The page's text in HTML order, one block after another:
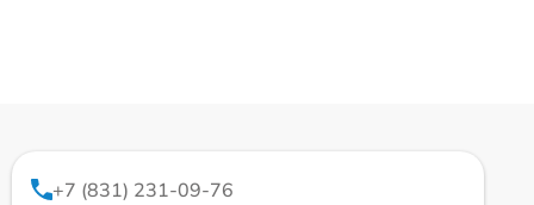
+7 (831) 231-09-76